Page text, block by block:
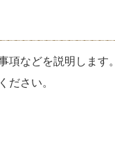
項などを説明します。
ださい。